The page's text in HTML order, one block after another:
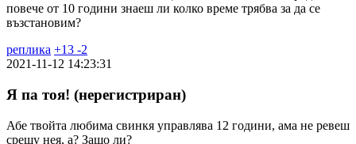
повече от 10 години знаеш ли колко време трябва за да се
възстановим?
реплика +13 -2
2021-11-12 14:23:31
Я па тоя! (нерегистриран)
Абе твойта любима свинкя управлява 12 години, ама не ревеш
срещу нея, а? Защо ли?